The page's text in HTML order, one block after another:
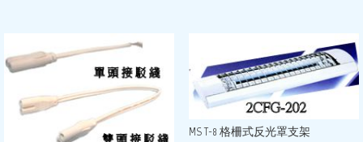
MS T-8 格柵式反光罩支架